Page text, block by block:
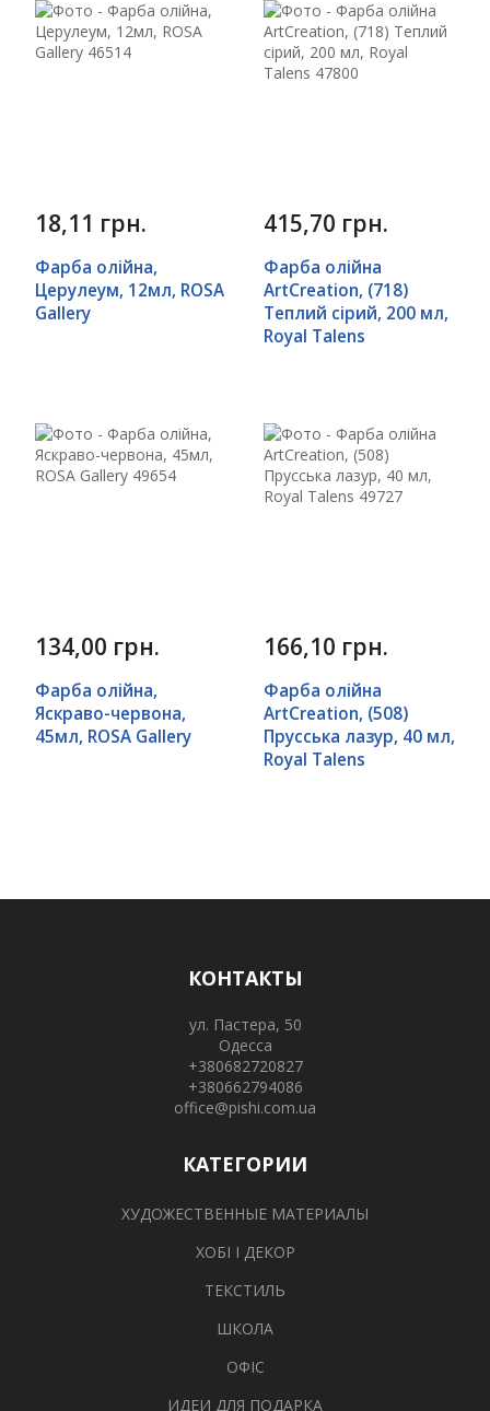
18,11 грн.
Фарба олійна,
Церулеум, 12мл, ROSA
Gallery
415,70 грн.
Фарба олійна
ArtCreation, (718)
Теплий сірий, 200 мл,
Royal Talens
134,00 грн.
Фарба олійна,
Яскраво-червона,
45мл, ROSA Gallery
166,10 грн.
Фарба олійна
ArtCreation, (508)
Прусська лазур, 40 мл,
Royal Talens
КОНТАКТЫ
ул. Пастера, 50
Одесса
+380682720827
+380662794086
office@pishi.com.ua
КАТЕГОРИИ
ХУДОЖЕСТВЕННЫЕ МАТЕРИАЛЫ
ХОБІ І ДЕКОР
ТЕКСТИЛЬ
ШКОЛА
ОФІС
ИДЕИ ДЛЯ ПОДАРКА